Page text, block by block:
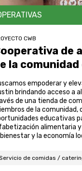
CWB
de
la
empoderar y
brindando acceso a
de una tienda de
de la comunidad,
educativas
alimentaria
y la economía
de comidas /